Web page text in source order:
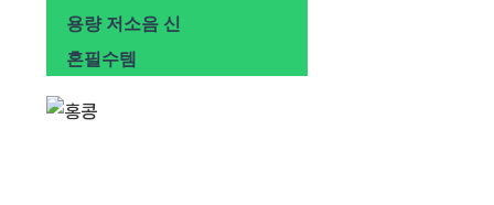
용량 저소음 신
혼필수템